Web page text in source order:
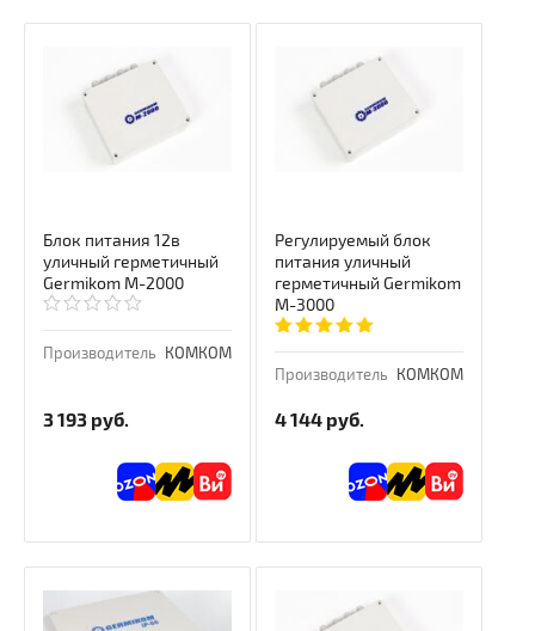
Блок питания 12в
уличный герметичный
Germikom M-2000
Производитель КОМКОМ
3 193 руб.
Регулируемый блок
питания уличный
герметичный Germikom
M-3000
Производитель КОМКОМ
4 144 руб.